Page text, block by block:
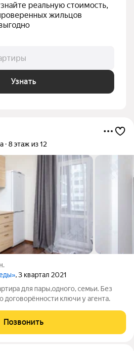
реальную стоимость,
жильцов
Узнать
8 этаж из 12
, 3 квартал 2021
для пары,одного, семьи. Без
ключи у агента.
Позвонить